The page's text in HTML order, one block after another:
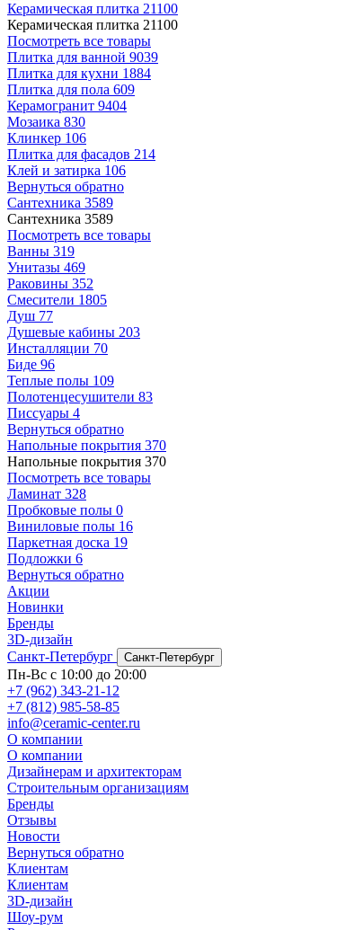
Керамическая плитка 21100
Керамическая плитка 21100
Посмотреть все товары
Плитка для ванной 9039
Плитка для кухни 1884
Плитка для пола 609
Керамогранит 9404
Мозаика 830
Клинкер 106
Плитка для фасадов 214
Клей и затирка 106
Вернуться обратно
Сантехника 3589
Сантехника 3589
Посмотреть все товары
Ванны 319
Унитазы 469
Раковины 352
Смесители 1805
Душ 77
Душевые кабины 203
Инсталляции 70
Биде 96
Теплые полы 109
Полотенцесушители 83
Писсуары 4
Вернуться обратно
Напольные покрытия 370
Напольные покрытия 370
Посмотреть все товары
Ламинат 328
Пробковые полы 0
Виниловые полы 16
Паркетная доска 19
Подложки 6
Вернуться обратно
Акции
Новинки
Бренды
3D-дизайн
Санкт-Петербург
Санкт-Петербург
Пн-Вс с 10:00 до 20:00
+7 (962) 343-21-12
+7 (812) 985-58-85
info@ceramic-center.ru
О компании
О компании
Дизайнерам и архитекторам
Строительным организациям
Бренды
Отзывы
Новости
Вернуться обратно
Клиентам
Клиентам
3D-дизайн
Шоу-рум